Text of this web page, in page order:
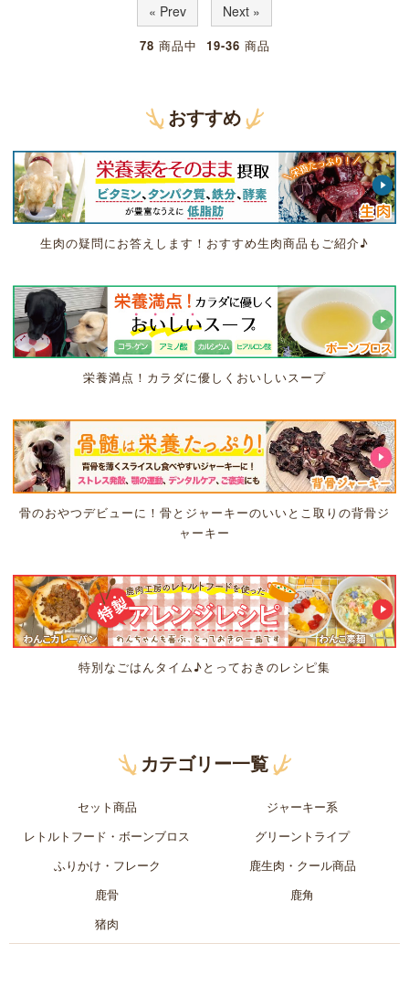
« Prev Next »
78 商品中 19-36 商品
おすすめ
生肉の疑問にお答えします！おすすめ生肉商品もご紹介♪
栄養満点！カラダに優しくおいしいスープ
骨のおやつデビューに！骨とジャーキーのいいとこ取りの背骨ジ
ャーキー
特別なごはんタイム♪とっておきのレシピ集
カテゴリー一覧
セット商品
ジャーキー系
レトルトフード・ボーンブロス
グリーントライプ
ふりかけ・フレーク
鹿生肉・クール商品
鹿骨
鹿角
猪肉